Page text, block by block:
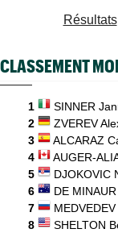
ATP - Montréal
ATP - Montréal
Jeunes
Le Cap d'Agde
Orange Bowl
Résultats
CLASSEMENT
1 SINNER
2
ZVEREV
3
ALCARAZ
4
AUGER-
5
DJOKOVIC
6
DE
7
8
SHELTON